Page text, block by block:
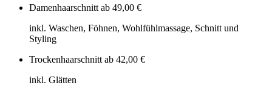
Damenhaarschnitt ab 49,00 €
inkl. Waschen, Föhnen, Wohlfühlmassage, Schnitt und
Styling
Trockenhaarschnitt ab 42,00 €
inkl. Glätten